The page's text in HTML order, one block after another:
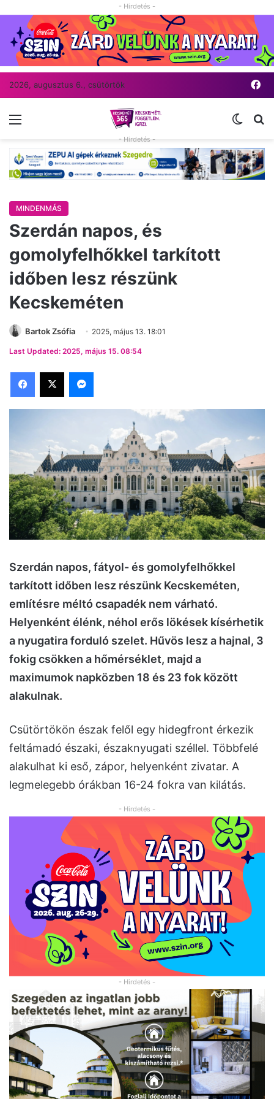
- Hirdetés -
2026, augusztus 6., csütörtök
Menü
- Hirdetés -
MINDENMÁS
Szerdán napos, és
gomolyfelhőkkel tarkított
időben lesz részünk
Kecskeméten
Bartok Zsófia 2025, május 13. 18:01
Last Updated: 2025, május 15. 08:54
Facebook
X Messenger
Szerdán napos, fátyol- és gomolyfelhőkkel
tarkított időben lesz részünk Kecskeméten,
említésre méltó csapadék nem várható.
Helyenként élénk, néhol erős lökések kísérhetik
a nyugatira forduló szelet. Hűvös lesz a hajnal, 3
fokig csökken a hőmérséklet, majd a
maximumok napközben 18 és 23 fok között
alakulnak.
Csütörtökön észak felől egy hidegfront érkezik
feltámadó északi, északnyugati széllel. Többfelé
alakulhat ki eső, zápor, helyenként zivatar. A
legmelegebb órákban 16-24 fokra van kilátás.
- Hirdetés -
- Hirdetés -